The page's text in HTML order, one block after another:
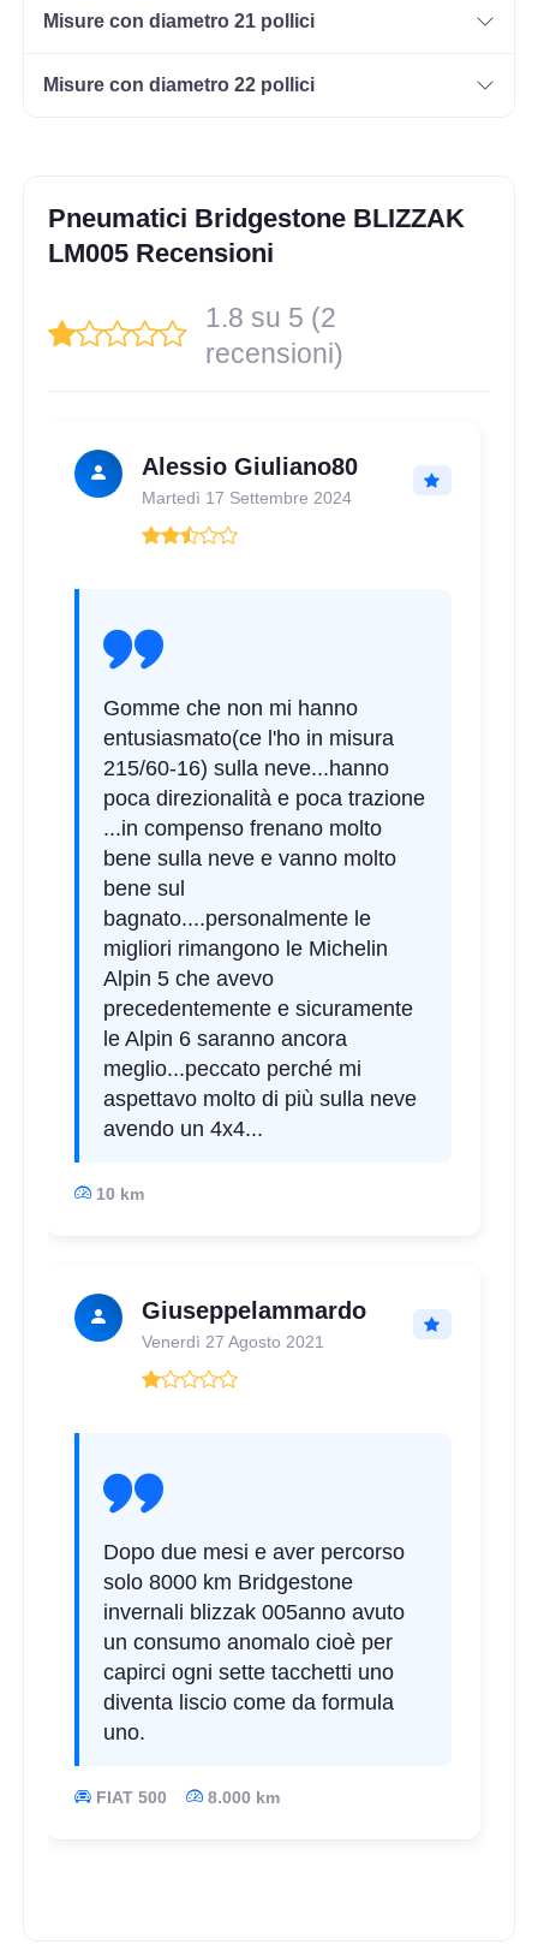
Misure con diametro 21 pollici
Misure con diametro 22 pollici
Pneumatici Bridgestone BLIZZAK
LM005 Recensioni
1.8 su 5 (2
recensioni)
Alessio Giuliano80
Martedì 17 Settembre 2024
Gomme che non mi hanno
entusiasmato(ce l'ho in misura
215/60-16) sulla neve...hanno
poca direzionalità e poca trazione
...in compenso frenano molto
bene sulla neve e vanno molto
bene sul
bagnato....personalmente le
migliori rimangono le Michelin
Alpin 5 che avevo
precedentemente e sicuramente
le Alpin 6 saranno ancora
meglio...peccato perché mi
aspettavo molto di più sulla neve
avendo un 4x4...
10 km
Giuseppelammardo
Venerdì 27 Agosto 2021
Dopo due mesi e aver percorso
solo 8000 km Bridgestone
invernali blizzak 005anno avuto
un consumo anomalo cioè per
capirci ogni sette tacchetti uno
diventa liscio come da formula
uno.
FIAT 500 8.000 km